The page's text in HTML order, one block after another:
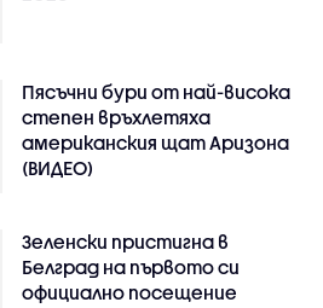
Пясъчни бури от най-висока
степен връхлетяха
американския щат Аризона
(ВИДЕО)
Зеленски пристигна в
Белград на първото си
официално посещение